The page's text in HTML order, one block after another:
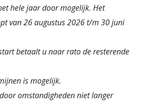
hele jaar door mogelijk. Het
van 26 augustus 2026 t/m 30 juni
betaalt u naar rato de resterende
is mogelijk.
omstandigheden niet langer